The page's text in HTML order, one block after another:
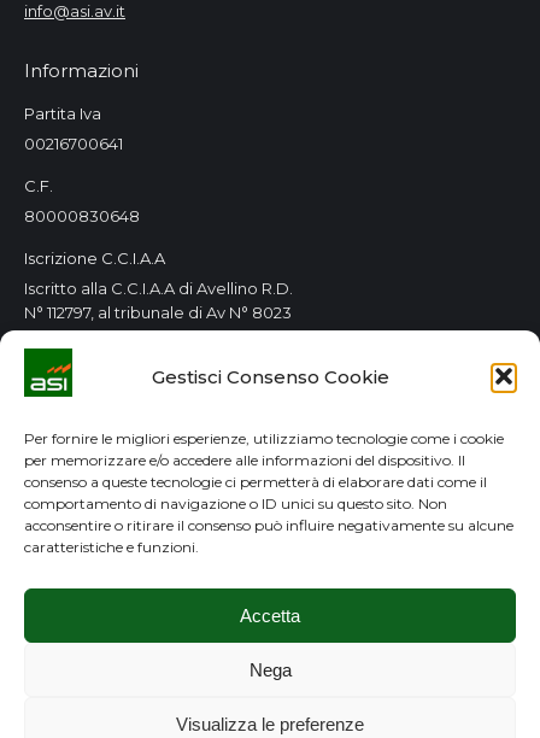
Gestisci Consenso Cookie
Per fornire le migliori esperienze, utilizziamo tecnologie come i cookie
per memorizzare e/o accedere alle informazioni del dispositivo. Il
consenso a queste tecnologie ci permetterà di elaborare dati come il
comportamento di navigazione o ID unici su questo sito. Non
acconsentire o ritirare il consenso può influire negativamente su alcune
caratteristiche e funzioni.
Accetta
Nega
Visualizza le preferenze
info@asi.av.it
Informazioni
Partita Iva
00216700641
C.F.
80000830648
Iscrizione C.C.I.A.A
Iscritto alla C.C.I.A.A di Avellino R.D.
N° 112797, al tribunale di Av N° 8023
Orari Consorzio
Tutti i giorni 8.00 / 14.00
GDPR
Privacy Policy
Cookie Policy
Copyright ©2020 Consorzio ASI Avellino. All rights